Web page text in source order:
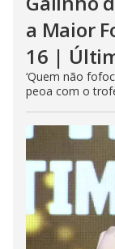
a Maior
16 |
‘Quem não
peoa com o